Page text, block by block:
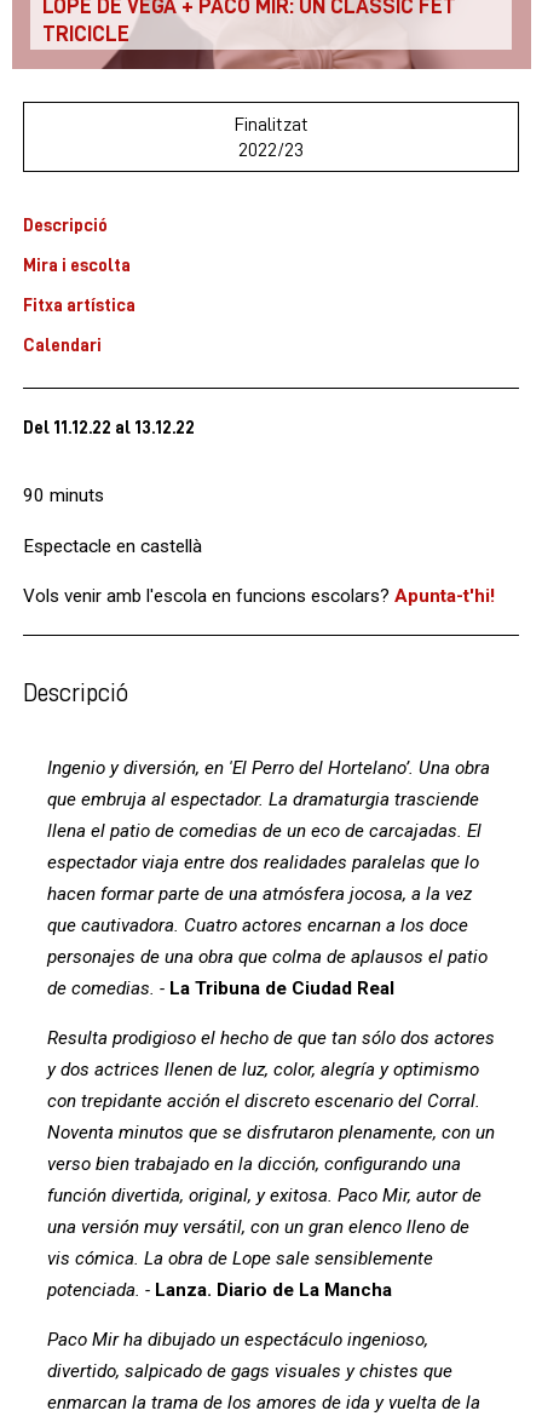
LOPE DE VEGA + PACO MIR: UN CLÀSSIC FET
TRICICLE
Finalitzat
2022/23
Descripció
Mira i escolta
Fitxa artística
Calendari
Del 11.12.22 al 13.12.22
90 minuts
Espectacle en castellà
Vols venir amb l'escola en funcions escolars? Apunta-t'hi!
Descripció
Ingenio y diversión, en 'El Perro del Hortelano’. Una obra
que embruja al espectador. La dramaturgia trasciende
llena el patio de comedias de un eco de carcajadas. El
espectador viaja entre dos realidades paralelas que lo
hacen formar parte de una atmósfera jocosa, a la vez
que cautivadora. Cuatro actores encarnan a los doce
personajes de una obra que colma de aplausos el patio
de comedias. - La Tribuna de Ciudad Real
Resulta prodigioso el hecho de que tan sólo dos actores
y dos actrices llenen de luz, color, alegría y optimismo
con trepidante acción el discreto escenario del Corral.
Noventa minutos que se disfrutaron plenamente, con un
verso bien trabajado en la dicción, configurando una
función divertida, original, y exitosa. Paco Mir, autor de
una versión muy versátil, con un gran elenco lleno de
vis cómica. La obra de Lope sale sensiblemente
potenciada. - Lanza. Diario de La Mancha
Paco Mir ha dibujado un espectáculo ingenioso,
divertido, salpicado de gags visuales y chistes que
enmarcan la trama de los amores de ida y vuelta de la